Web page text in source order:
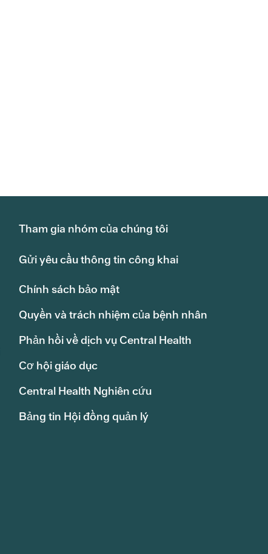
Tham gia nhóm của chúng tôi
Gửi yêu cầu thông tin công khai
Chính sách bảo mật
Quyền và trách nhiệm của bệnh nhân
Phản hồi về dịch vụ Central Health
Cơ hội giáo dục
Central Health Nghiên cứu
Bảng tin Hội đồng quản lý